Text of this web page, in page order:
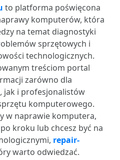
to platforma poświęcona
komputerów, która
na temat diagnostyki
sprzętowych i
technologicznych.
treściom portal
zarówno dla
jak i profesjonalistów
komputerowego.
w naprawie komputera,
kroku lub chcesz być na
repair-
warto odwiedzać.